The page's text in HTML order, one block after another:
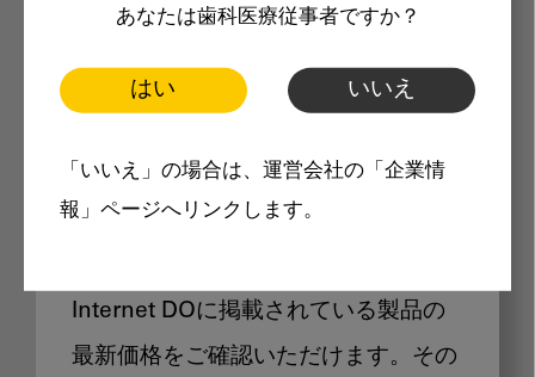
あなたは歯科医療従事者ですか？
はい いいえ
「いいえ」の場合は、運営会社の「企業情
報」ページへリンクします。
製品価格も閲覧可能
Internet DOに掲載されている製品の
最新価格をご確認いただけます。その